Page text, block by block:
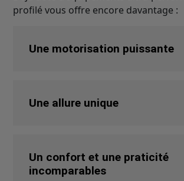
profilé vous offre encore davantage :
Une motorisation puissante
Une allure unique
Un confort et une praticité
incomparables